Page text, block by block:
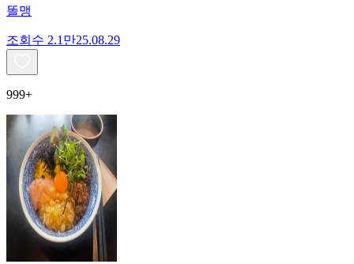
똘맹
조회수 2.1만25.08.29
999+